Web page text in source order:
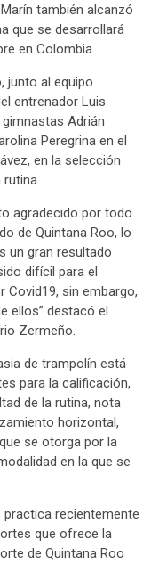
también alcanzó
que se desarrollará
en Colombia.
junto al equipo
entrenador Luis
Adrián
Peregrina en el
en la selección
agradecido por todo
de Quintana Roo, lo
un gran resultado
difícil para el
Covid19, sin embargo,
ellos” destacó el
Zermeño.
de trampolín está
para la calificación,
de la rutina, nota
horizontal,
se otorga por la
en la que se
practica recientemente
que ofrece la
de Quintana Roo